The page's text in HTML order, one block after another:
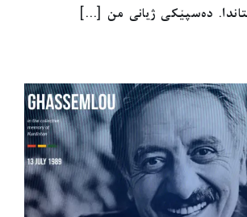
دەسپێکی ژیانی من [...]